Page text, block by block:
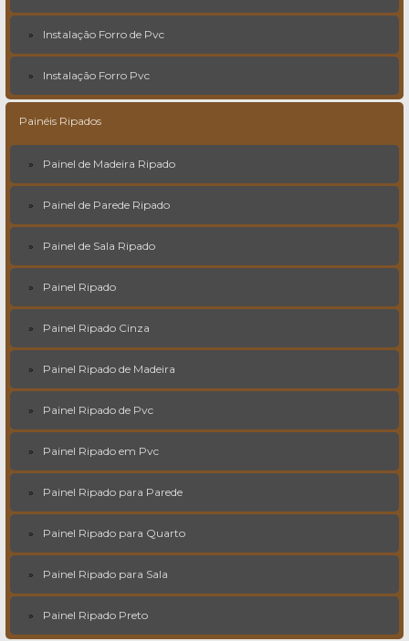
Instalação Forro de Pvc
Instalação Forro Pvc
Painéis Ripados
Painel de Madeira Ripado
Painel de Parede Ripado
Painel de Sala Ripado
Painel Ripado
Painel Ripado Cinza
Painel Ripado de Madeira
Painel Ripado de Pvc
Painel Ripado em Pvc
Painel Ripado para Parede
Painel Ripado para Quarto
Painel Ripado para Sala
Painel Ripado Preto